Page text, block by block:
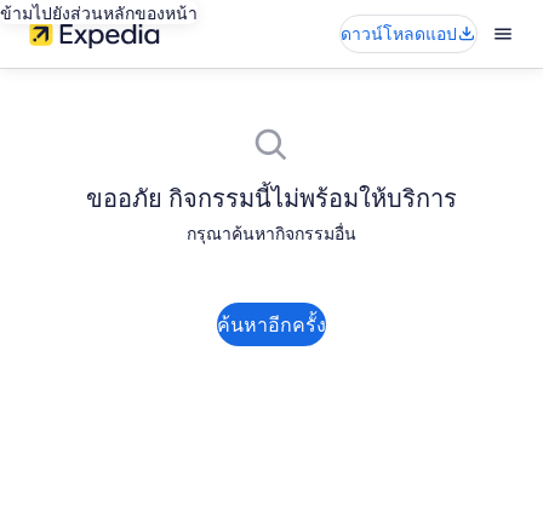
ข้ามไปยังส่วนหลักของหน้า
ดาวน์โหลดแอป
ขออภัย กิจกรรมนี้ไม่พร้อมให้บริการ
กรุณาค้นหากิจกรรมอื่น
ค้นหาอีกครั้ง